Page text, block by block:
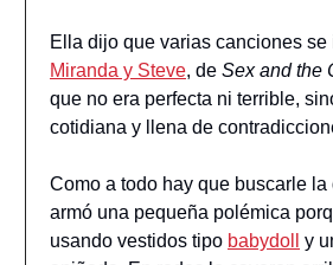
Ella dijo que varias canciones se
Miranda y Steve, de Sex and the
que no era perfecta ni terrible,
cotidiana y llena de
Como a todo hay que buscarle la
armó una pequeña polémica
usando vestidos tipo babydoll
y